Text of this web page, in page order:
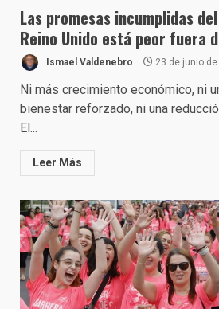
Las promesas incumplidas
Reino Unido está peor fuera
Ismael Valdenebro 23 de junio
Ni más crecimiento económico, ni
bienestar reforzado, ni una
El...
Leer Más